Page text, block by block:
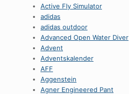
Active Fly Simulator
adidas
adidas outdoor
Advanced Open Water Diver
Advent
Adventskalender
AFF
Aggenstein
Agner Engineered Pant